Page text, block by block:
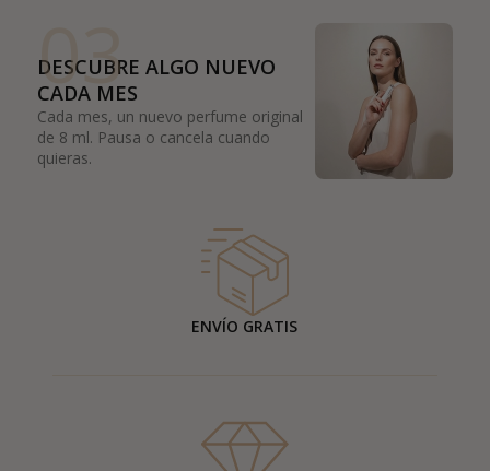
03
DESCUBRE ALGO NUEVO
CADA MES
Cada mes, un nuevo perfume original
de 8 ml. Pausa o cancela cuando
quieras.
ENVÍO GRATIS